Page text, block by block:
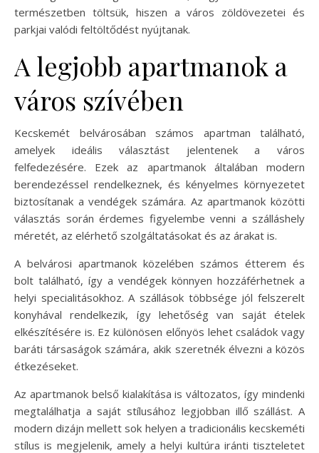
természetben töltsük, hiszen a város zöldövezetei és
parkjai valódi feltöltődést nyújtanak.
A legjobb apartmanok a
város szívében
Kecskemét belvárosában számos apartman található,
amelyek ideális választást jelentenek a város
felfedezésére. Ezek az apartmanok általában modern
berendezéssel rendelkeznek, és kényelmes környezetet
biztosítanak a vendégek számára. Az apartmanok közötti
választás során érdemes figyelembe venni a szálláshely
méretét, az elérhető szolgáltatásokat és az árakat is.
A belvárosi apartmanok közelében számos étterem és
bolt található, így a vendégek könnyen hozzáférhetnek a
helyi specialitásokhoz. A szállások többsége jól felszerelt
konyhával rendelkezik, így lehetőség van saját ételek
elkészítésére is. Ez különösen előnyös lehet családok vagy
baráti társaságok számára, akik szeretnék élvezni a közös
étkezéseket.
Az apartmanok belső kialakítása is változatos, így mindenki
megtalálhatja a saját stílusához legjobban illő szállást. A
modern dizájn mellett sok helyen a tradicionális kecskeméti
stílus is megjelenik, amely a helyi kultúra iránti tiszteletet